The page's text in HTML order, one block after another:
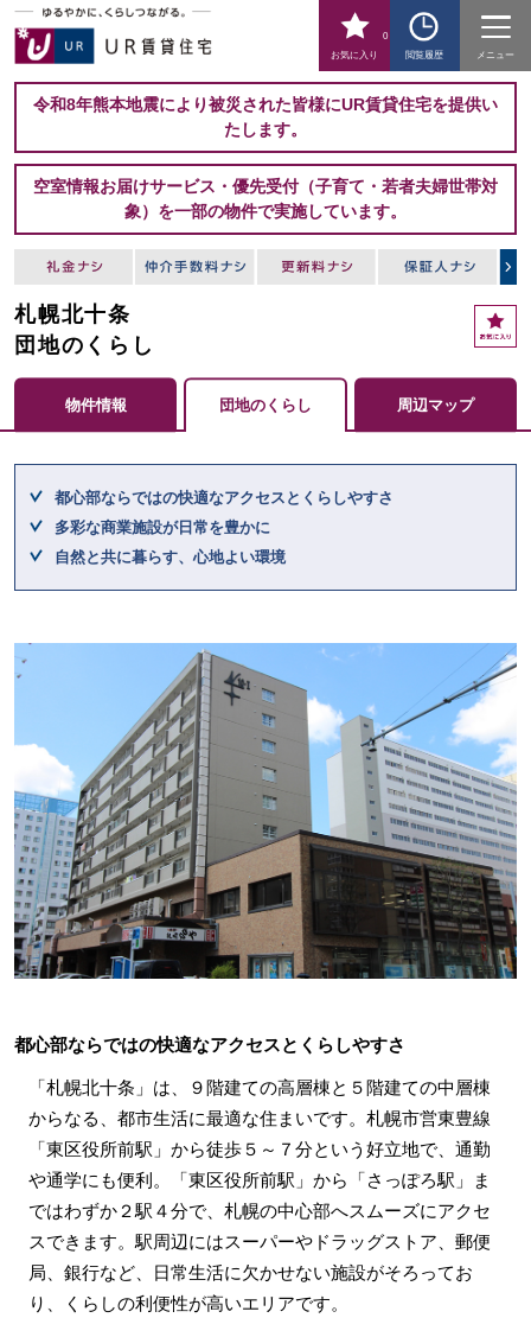
お気に入り
0
閲覧履歴
メニュー
令和8年熊本地震により被災された皆様にUR賃貸住宅を提供い
たします。
空室情報お届けサービス・優先受付（子育て・若者夫婦世帯対
象）を一部の物件で実施しています。
札幌北十条
団地のくらし
お
気
入
り
物件情報 団地のくらし 周辺マップ
都心部ならではの快適なアクセスとくらしやすさ
多彩な商業施設が日常を豊かに
自然と共に暮らす、心地よい環境
都心部ならではの快適なアクセスとくらしやすさ
「札幌北十条」は、９階建ての高層棟と５階建ての中層棟
からなる、都市生活に最適な住まいです。札幌市営東豊線
「東区役所前駅」から徒歩５～７分という好立地で、通勤
や通学にも便利。「東区役所前駅」から「さっぽろ駅」ま
ではわずか２駅４分で、札幌の中心部へスムーズにアクセ
スできます。駅周辺にはスーパーやドラッグストア、郵便
局、銀行など、日常生活に欠かせない施設がそろってお
り、くらしの利便性が高いエリアです。